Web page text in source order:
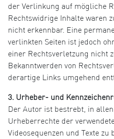
der Verlinkung auf mögliche
Rechtswidrige Inhalte waren
nicht erkennbar. Eine
verlinkten Seiten ist jedoch
einer Rechtsverletzung nicht
Bekanntwerden von
derartige Links umgehend
3. Urheber- und
Der Autor ist bestrebt, in
Urheberrechte der
Videosequenzen und Texte